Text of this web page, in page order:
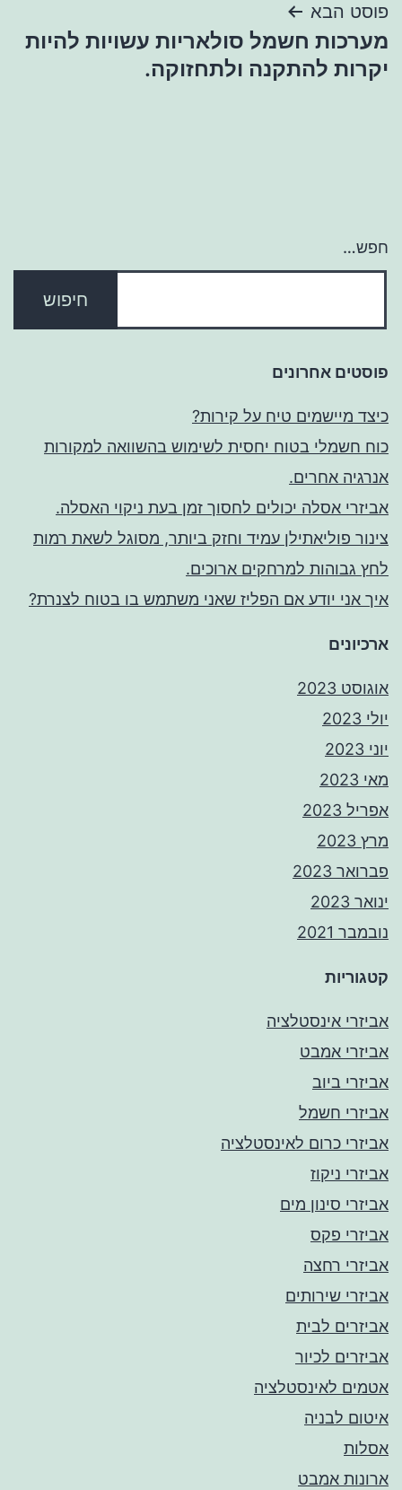
פוסט הבא
מערכות חשמל סולאריות עשויות להיות
יקרות להתקנה ולתחזוקה.
חפש…
פוסטים אחרונים
כיצד מיישמים טיח על קירות?
כוח חשמלי בטוח יחסית לשימוש בהשוואה למקורות
אנרגיה אחרים.
אביזרי אסלה יכולים לחסוך זמן בעת ניקוי האסלה.
צינור פוליאתילן עמיד וחזק ביותר, מסוגל לשאת רמות
לחץ גבוהות למרחקים ארוכים.
איך אני יודע אם הפליז שאני משתמש בו בטוח לצנרת?
ארכיונים
אוגוסט 2023
יולי 2023
יוני 2023
מאי 2023
אפריל 2023
מרץ 2023
פברואר 2023
ינואר 2023
נובמבר 2021
קטגוריות
אביזרי אינסטלציה
אביזרי אמבט
אביזרי ביוב
אביזרי חשמל
אביזרי כרום לאינסטלציה
אביזרי ניקוז
אביזרי סינון מים
אביזרי פקס
אביזרי רחצה
אביזרי שירותים
אביזרים לבית
אביזרים לכיור
אטמים לאינסטלציה
איטום לבניה
אסלות
ארונות אמבט